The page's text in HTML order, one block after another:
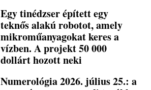
Egy tinédzser épített egy
teknős alakú robotot, amely
mikroműanyagokat keres a
vízben. A projekt 50 000
dollárt hozott neki
Numerológia 2026. július 25.: a